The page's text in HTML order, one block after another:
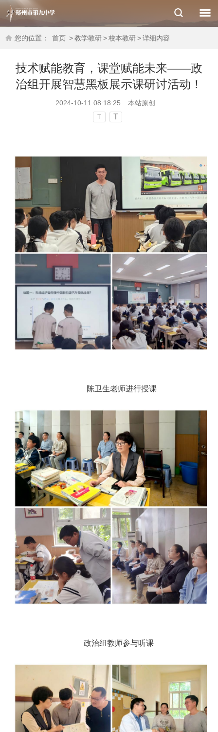
您的位置： 首页 >教学教研>校本教研>详细内容
技术赋能教育，课堂赋能未来——政
治组开展智慧黑板展示课研讨活动​！
2024-10-11 08:18:25 本站原创
T T
陈卫生老师进行授课
政治组教师参与听课